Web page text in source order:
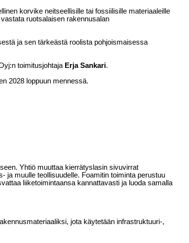
korvike neitseellisille tai fossiilisille materiaaleille
ruotsalaisen rakennusalan
ja sen tärkeästä roolista pohjoismaisessa
toimitusjohtaja Erja Sankari.
2028 loppuun mennessä.
Yhtiö muuttaa kierrätyslasin sivuvirrat
muulle teollisuudelle. Foamitin toiminta perustuu
liiketoimintaansa kannattavasti ja luoda samalla
jota käytetään infrastruktuuri-,